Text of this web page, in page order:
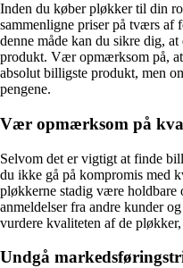
Inden du køber pløkker til din
sammenligne priser på tværs af
denne måde kan du sikre dig,
produkt. Vær opmærksom på,
absolut billigste produkt, men
pengene.
Vær opmærksom på
Selvom det er vigtigt at finde
du ikke gå på kompromis med
pløkkerne stadig være
anmeldelser fra andre kunder
vurdere kvaliteten af de
Undgå